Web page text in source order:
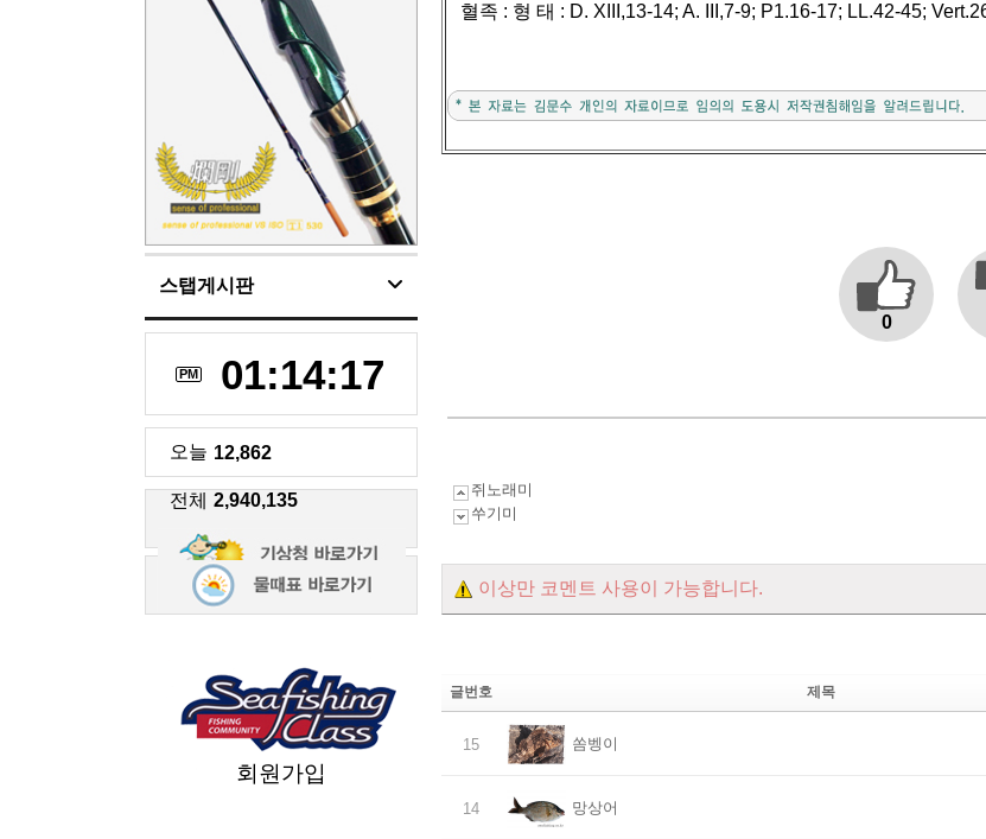
스탭게시판
PM 01:14:18
오늘 12,862
전체 2,940,135
회원가입
혈족 : 형 태 : D. XIII,13-14; A. III,7-9; P1.16-17; LL.42-45;
0
쥐노래미
쑤기미
이상만 코멘트 사용이 가능합니다.
글번호 제목
15 쏨벵이
14 망상어